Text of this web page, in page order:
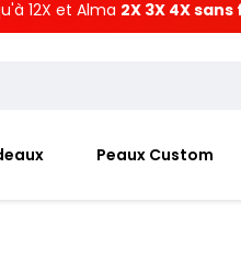
12X et Alma 2X 3X 4X
Peaux Custom